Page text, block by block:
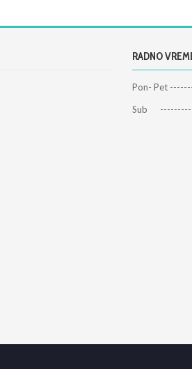
RADNO
Pon- Pet
Sub